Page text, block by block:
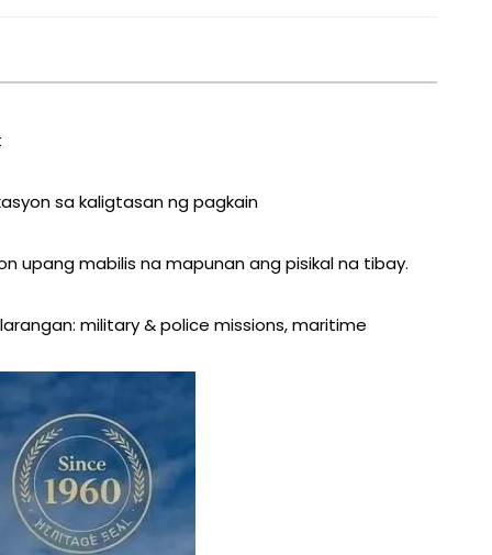
sa kaligtasan ng pagkain
mabilis na mapunan ang pisikal na tibay.
military & police missions, maritime